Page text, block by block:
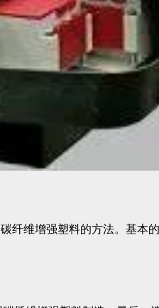
纤维增强塑料的方法。基